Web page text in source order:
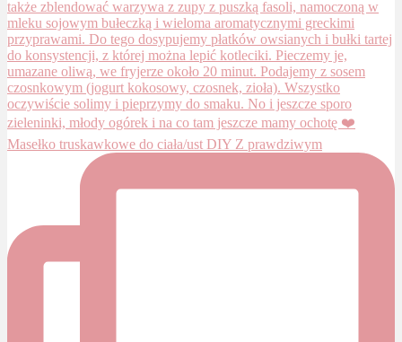
Masełko truskawkowe do ciała/ust DIY Z prawdziwym